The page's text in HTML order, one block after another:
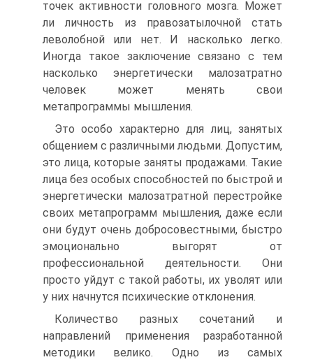
точек активности головного мозга. Может
ли личность из правозатылочной стать
леволобной или нет. И насколько легко.
Иногда такое заключение связано с тем
насколько энергетически малозатратно
человек может менять свои
метапрограммы мышления.
Это особо характерно для лиц, занятых
общением с различными людьми. Допустим,
это лица, которые заняты продажами. Такие
лица без особых способностей по быстрой и
энергетически малозатратной перестройке
своих метапрограмм мышления, даже если
они будут очень добросовестными, быстро
эмоционально выгорят от
профессиональной деятельности. Они
просто уйдут с такой работы, их уволят или
у них начнутся психические отклонения.
Количество разных сочетаний и
направлений применения разработанной
методики велико. Одно из самых